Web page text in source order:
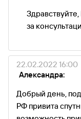
за
22.02.2022 16:00
Александра:
Добрый день,
РФ привита